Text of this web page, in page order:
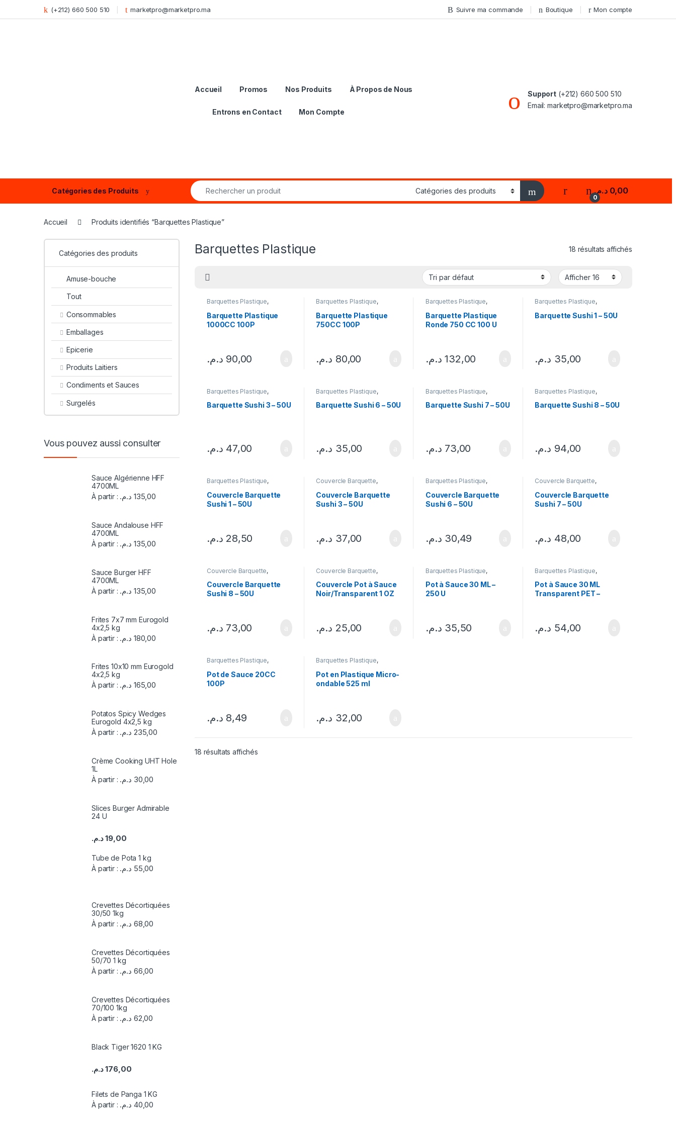
Skip to navigation
Skip to content (+212) 660 500 510 marketpro@marketpro.ma Suivre ma commande Boutique Mon compte
Accueil Promos Nos Produits À Propos de Nous
Entrons en Contact Mon Compte
Support (+212) 660 500 510
Email: marketpro@marketpro.ma
Catégories des Produits
Search for:
My Account
0
0,00 د.م.
Accueil Produits identifiés “Barquettes Plastique”
Barquettes Plastique 18 résultats affichés
Barquettes Plastique,
Emballages
Barquette Plastique
1000CC 100P
90,00 د.م.
Barquettes Plastique,
Emballages
Barquette Plastique
750CC 100P
80,00 د.م.
Barquettes Plastique,
Emballages
Barquette Plastique
Ronde 750 CC 100 U
132,00 د.م.
Barquettes Plastique,
Emballages
Barquette Sushi 1 – 50U
35,00 د.م.
Barquettes Plastique,
Couvercle Barquette ,
Emballages
Barquette Sushi 3 – 50U
47,00 د.م.
Barquettes Plastique,
Emballages
Barquette Sushi 6 – 50U
35,00 د.م.
Barquettes Plastique,
Couvercle Barquette ,
Emballages
Barquette Sushi 7 – 50U
73,00 د.م.
Barquettes Plastique,
Couvercle Barquette ,
Emballages
Barquette Sushi 8 – 50U
94,00 د.م.
Barquettes Plastique,
Couvercle Barquette
Emballages
Couvercle Barquette
Sushi 1 – 50U
28,50 د.م.
Couvercle Barquette,
Couvercle Barquette
Sushi 3 – 50U
37,00 د.م.
Barquettes Plastique,
Couvercle Barquette
Emballages
Couvercle Barquette
Sushi 6 – 50U
30,49 د.م.
Couvercle Barquette,
Couvercle Barquette
Sushi 7 – 50U
48,00 د.م.
Couvercle Barquette,
Couvercle Barquette
Sushi 8 – 50U
73,00 د.م.
Couvercle Barquette,
Couvercle Pot à Sauce
Noir/Transparent 1 OZ
25,00 د.م.
Barquettes Plastique,
Emballages
Pot à Sauce 30 ML –
250 U
35,50 د.م.
Barquettes Plastique,
Emballages
Pot à Sauce 30 ML
Transparent PET –
54,00 د.م.
Barquettes Plastique,
Emballages
Pot de Sauce 20CC
100P
8,49 د.م.
Barquettes Plastique,
Emballages
Pot en Plastique Micro-
ondable 525 ml
32,00 د.م.
18 résultats affichés
Catégories des produits
Amuse-bouche
Tout
Consommables
Emballages
Epicerie
Produits Laitiers
Condiments et Sauces
Surgelés
Vous pouvez aussi consulter
Sauce Algérienne HFF
4700ML
À partir :
135,00 د.م.
Sauce Andalouse HFF
4700ML
À partir :
135,00 د.م.
Sauce Burger HFF
4700ML
À partir :
135,00 د.م.
Frites 7x7 mm Eurogold
4x2,5 kg
À partir :
180,00 د.م.
Frites 10x10 mm Eurogold
4x2,5 kg
À partir :
165,00 د.م.
Potatos Spicy Wedges
Eurogold 4x2,5 kg
À partir :
235,00 د.م.
Crème Cooking UHT Hole
1L
À partir :
30,00 د.م.
Slices Burger Admirable
24 U
19,00 د.م.
Tube de Pota 1 kg
À partir :
55,00 د.م.
Crevettes Décortiquées
30/50 1kg
À partir :
68,00 د.م.
Crevettes Décortiquées
50/70 1 kg
À partir :
66,00 د.م.
Crevettes Décortiquées
70/100 1kg
À partir :
62,00 د.م.
Black Tiger 1620 1 KG
176,00 د.م.
Filets de Panga 1 KG
À partir :
40,00 د.م.